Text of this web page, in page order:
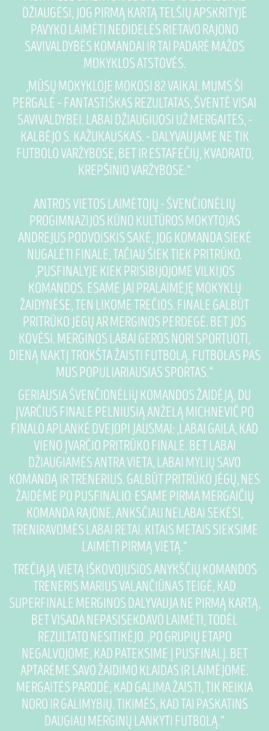
DŽIAUGĖSI, JOG PIRMĄ KARTĄ TELŠIŲ APSKRITYJE
PAVYKO LAIMĖTI NEDIDELĖS RIETAVO RAJONO
SAVIVALDYBĖS KOMANDAI IR TAI PADARĖ MAŽOS
MOKYKLOS ATSTOVĖS.
„MŪSŲ MOKYKLOJE MOKOSI 82 VAIKAI. MUMS ŠI
PERGALĖ – FANTASTIŠKAS REZULTATAS, ŠVENTĖ VISAI
SAVIVALDYBEI. LABAI DŽIAUGIUOSI UŽ MERGAITES, -
KALBĖJO S. KAŽUKAUSKAS. - DALYVAUJAME NE TIK
FUTBOLO VARŽYBOSE, BET IR ESTAFEČIŲ, KVADRATO,
KREPŠINIO VARŽYBOSE.“
ANTROS VIETOS LAIMĖTOJŲ - ŠVENČIONĖLIŲ
PROGIMNAZIJOS KŪNO KULTŪROS MOKYTOJAS
ANDREJUS PODVOISKIS SAKĖ, JOG KOMANDA SIEKĖ
NUGALĖTI FINALE, TAČIAU ŠIEK TIEK PRITRŪKO.
„PUSFINALYJE KIEK PRISIBIJOJOME VILKIJOS
KOMANDOS. ESAME JAI PRALAIMĖJĘ MOKYKLŲ
ŽAIDYNĖSE, TEN LIKOME TREČIOS. FINALE GALBŪT
PRITRŪKO JĖGŲ AR MERGINOS PERDEGĖ. BET JOS
KOVĖSI. MERGINOS LABAI GEROS NORI SPORTUOTI,
DIENĄ NAKTĮ TROKŠTA ŽAISTI FUTBOLĄ. FUTBOLAS PAS
MUS POPULIARIAUSIAS SPORTAS.“
GERIAUSIA ŠVENČIONĖLIŲ KOMANDOS ŽAIDĖJĄ, DU
ĮVARČIUS FINALE PELNIUSIĄ ANŽELĄ MICHNEVIČ PO
FINALO APLANKĖ DVEJOPI JAUSMAI: „LABAI GAILA, KAD
VIENO ĮVARČIO PRITRŪKO FINALE. BET LABAI
DŽIAUGIAMĖS ANTRA VIETA, LABAI MYLIŲ SAVO
KOMANDĄ IR TRENERIUS. GALBŪT PRITRŪKO JĖGŲ, NES
ŽAIDĖME PO PUSFINALIO. ESAME PIRMA MERGAIČIŲ
KOMANDA RAJONE. ANKSČIAU NELABAI SEKĖSI,
TRENIRAVOMĖS LABAI RETAI. KITAIS METAIS SIEKSIME
LAIMĖTI PIRMĄ VIETĄ.“
TREČIĄJĄ VIETĄ IŠKOVOJUSIOS ANYKŠČIŲ KOMANDOS
TRENERIS MARIUS VALANČIŪNAS TEIGĖ, KAD
SUPERFINALE MERGINOS DALYVAUJA NE PIRMĄ KARTĄ,
BET VISADA NEPASISEKDAVO LAIMĖTI, TODĖL
REZULTATO NESITIKĖJO. „PO GRUPIŲ ETAPO
NEGALVOJOME, KAD PATEKSIME Į PUSFINALĮ. BET
APTARĖME SAVO ŽAIDIMO KLAIDAS IR LAIMĖJOME.
MERGAITĖS PARODĖ, KAD GALIMA ŽAISTI, TIK REIKIA
NORO IR GALIMYBIŲ. TIKIMĖS, KAD TAI PASKATINS
DAUGIAU MERGINŲ LANKYTI FUTBOLĄ.“